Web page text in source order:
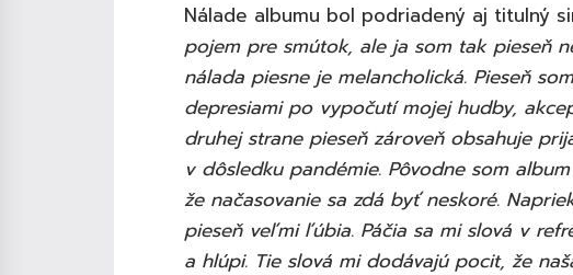
Nálade albumu bol podriadený aj titulný
pojem pre smútok, ale ja som tak pieseň
nálada piesne je melancholická. Pieseň
depresiami po vypočutí mojej hudby,
druhej strane pieseň zároveň obsahuje
v dôsledku pandémie. Pôvodne som
že načasovanie sa zdá byť neskoré.
pieseň veľmi ľúbia. Páčia sa mi slová v
a hlúpi. Tie slová mi dodávajú pocit, že